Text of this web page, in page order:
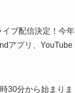
ブ配信決定！今年
アプリ、YouTube
30分から始まりま